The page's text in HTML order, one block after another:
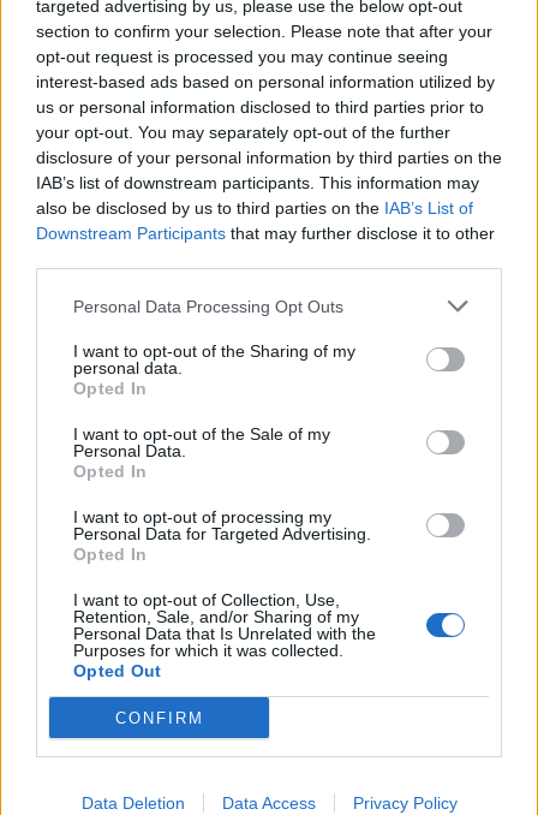
targeted advertising by us, please use the below opt-out
section to confirm your selection. Please note that after your
opt-out request is processed you may continue seeing
interest-based ads based on personal information utilized by
us or personal information disclosed to third parties prior to
your opt-out. You may separately opt-out of the further
disclosure of your personal information by third parties on the
IAB’s list of downstream participants. This information may
also be disclosed by us to third parties on the IAB’s List of
Downstream Participants that may further disclose it to other
Personal Data Processing Opt Outs
I want to opt-out of the Sharing of my
personal data.
Opted In
I want to opt-out of the Sale of my
Personal Data.
Opted In
I want to opt-out of processing my
Personal Data for Targeted Advertising.
Opted In
I want to opt-out of Collection, Use,
Retention, Sale, and/or Sharing of my
Personal Data that Is Unrelated with the
Purposes for which it was collected.
Opted Out
CONFIRM
Data Deletion Data Access Privacy Policy